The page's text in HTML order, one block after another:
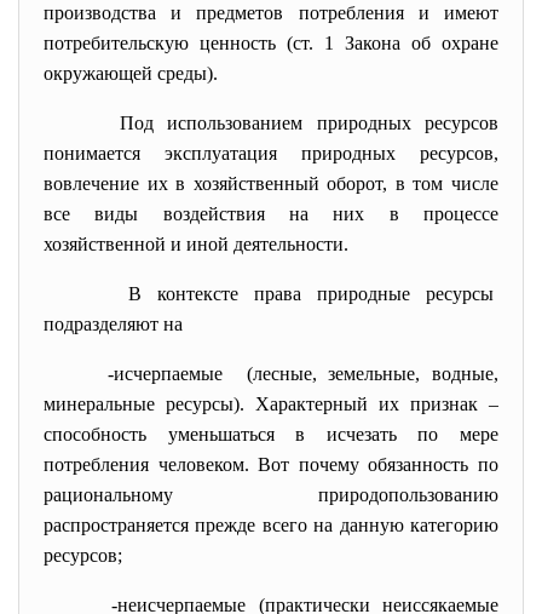
производства и предметов потребления и имеют
потребительскую ценность (ст. 1 Закона об охране
окружающей среды).
Под использованием природных ресурсов
понимается эксплуатация природных ресурсов,
вовлечение их в хозяйственный оборот, в том числе
все виды воздействия на них в процессе
хозяйственной и иной деятельности.
В контексте права природные ресурсы
подразделяют на
-исчерпаемые (лесные, земельные, водные,
минеральные ресурсы). Характерный их признак –
способность уменьшаться в исчезать по мере
потребления человеком. Вот почему обязанность по
рациональному природопользованию
распространяется прежде всего на данную категорию
ресурсов;
-неисчерпаемые (практически неиссякаемые